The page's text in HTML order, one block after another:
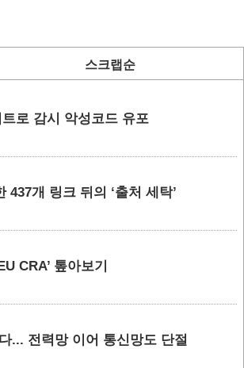
스크랩순
로 감시 악성코드 유포
개 링크 뒤의 ‘출처 세탁’
CRA’ 톺아보기
... 전력망 이어 통신망도 단절